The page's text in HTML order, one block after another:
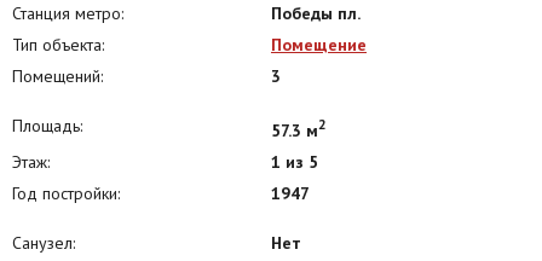
Станция метро:
Победы пл.
Тип объекта:
Помещение
Помещений:
3
Площадь: 57.3 м2
Этаж:
1 из 5
Год постройки:
1947
Санузел:
Нет